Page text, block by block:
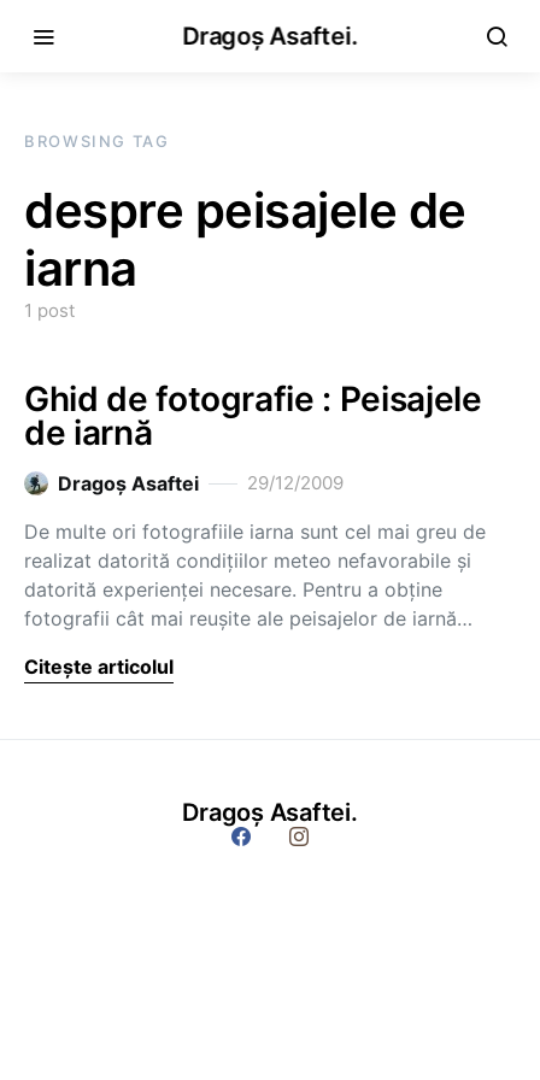
Dragoș Asaftei.
BROWSING TAG
despre peisajele de
iarna
1 post
Ghid de fotografie : Peisajele
de iarnă
Dragoş Asaftei 29/12/2009
De multe ori fotografiile iarna sunt cel mai greu de
realizat datorită condiţiilor meteo nefavorabile şi
datorită experienţei necesare. Pentru a obţine
fotografii cât mai reuşite ale peisajelor de iarnă…
Citește articolul
Dragoș Asaftei.